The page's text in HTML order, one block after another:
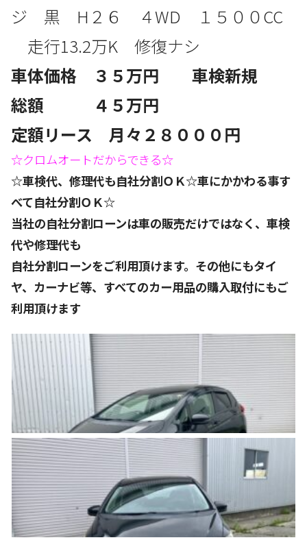
ジ 黒 H２６
４WD １５００CC
走行13.2万K 修復ナシ
車体価格 ３５万円 車検新規
総額 ４５万円
定額リース 月々２８ ０００円
☆クロムオートだからできる☆
☆車検代、修理代も自社分割ＯＫ☆車にかかわる事す
べて自社分割ＯＫ☆
当社の自社分割ローンは車の販売だけではなく、車検
代や修理代も
自社分割ローンをご利用頂けます。その他にもタイ
ヤ、カーナビ等、すべてのカー用品の購入取付にもご
利用頂けます